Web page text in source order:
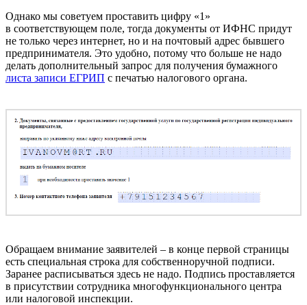
Однако мы советуем проставить цифру «1»
в соответствующем поле, тогда документы от ИФНС придут
не только через интернет, но и на почтовый адрес бывшего
предпринимателя. Это удобно, потому что больше не надо
делать дополнительный запрос для получения бумажного
листа записи ЕГРИП с печатью налогового органа.
Обращаем внимание заявителей – в конце первой страницы
есть специальная строка для собственноручной подписи.
Заранее расписываться здесь не надо. Подпись проставляется
в присутствии сотрудника многофункционального центра
или налоговой инспекции.